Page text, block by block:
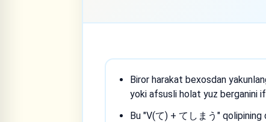
Biror harakat bexosdan
yoki afsusli holat yuz berganini
Bu "V(て) + てしまう"